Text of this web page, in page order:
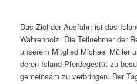
Das Ziel der Ausfahrt ist das
Wahrenholz. Die Teilnehmer der
unserem Mitglied Michael Müller
deren Island-Pferdegestüt zu
gemeinsam zu verbringen. Der